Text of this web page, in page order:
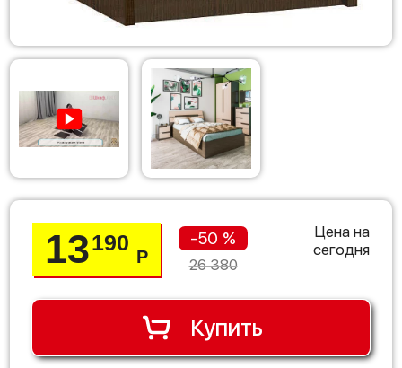
13190
Р
-50 %
26 380
Цена на
сегодня
Купить